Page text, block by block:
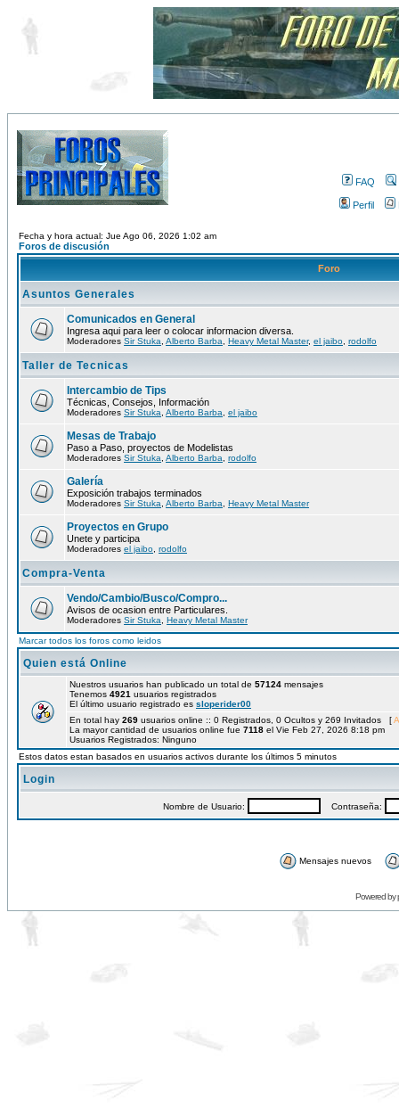
FAQ
Perfil
Fecha y hora actual: Jue Ago 06, 2026 1:02 am
Foros de discusión
Foro
Asuntos Generales
Comunicados en General
Ingresa aqui para leer o colocar informacion diversa.
Moderadores Sir Stuka Alberto Barba Heavy Metal Master, el jaibo rodolfo
Taller de Tecnicas
Intercambio de Tips
Técnicas, Consejos, Información
Moderadores Sir Stuka Alberto Barba el jaibo
Mesas de Trabajo
Paso a Paso, proyectos de Modelistas
Moderadores Sir Stuka Alberto Barba rodolfo
Galería
Exposición trabajos terminados
Moderadores Sir Stuka Alberto Barba Heavy Metal Master
Proyectos en Grupo
Unete y participa
Moderadores el jaibo rodolfo
Compra-Venta
Vendo/Cambio/Busco/Compro...
Avisos de ocasion entre Particulares.
Moderadores Sir Stuka Heavy Metal Master
Marcar todos los foros como leidos
Quien está Online
Nuestros usuarios han publicado un total de 57124 mensajes
Tenemos 4921 usuarios registrados
El último usuario registrado es sloperider00
En total hay 269 usuarios online :: 0 Registrados, 0 Ocultos y 269 Invitados [
La mayor cantidad de usuarios online fue 7118 el Vie Feb 27, 2026 8:18 pm
Usuarios Registrados: Ninguno
Estos datos estan basados en usuarios activos durante los últimos 5 minutos
Login
Nombre de Usuario: Contraseña:
Mensajes nuevos
Powered by